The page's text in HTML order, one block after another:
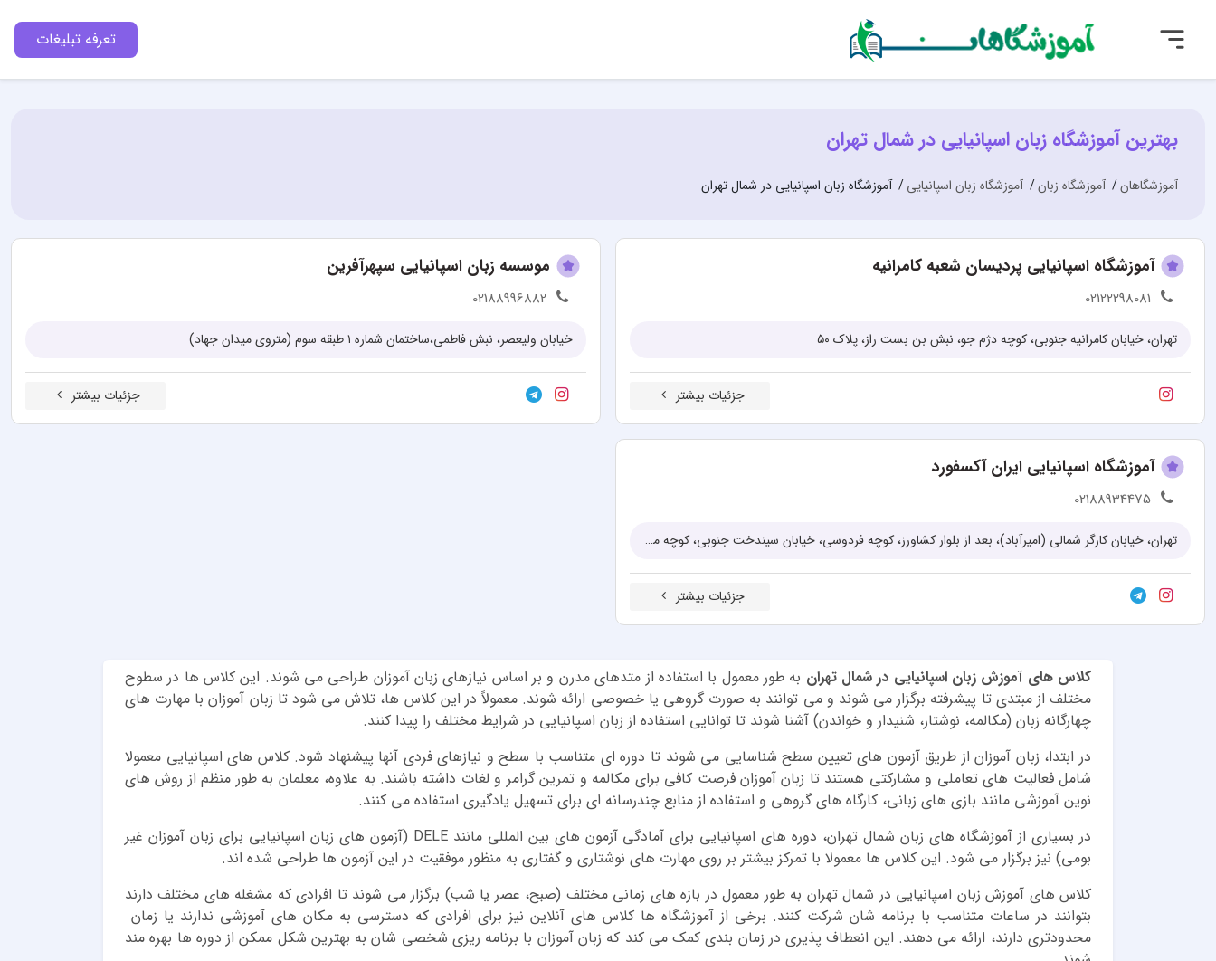
تعرفه تبلیغات
بهترین آموزشگاه زبان اسپانیایی در شمال تهران
آموزشگاهان آموزشگاه زبان آموزشگاه زبان اسپانیایی آموزشگاه زبان اسپانیایی در شمال تهران
آموزشگاه اسپانیایی پردیسان شعبه کامرانیه
02122298081
تهران، خیابان کامرانیه جنوبی، کوچه دژم جو، نبش بن بست راز، پلاک ۵۰
جزئیات بیشتر
موسسه زبان اسپانیایی سپهرآفرین
02188996882
خیابان ولیعصر، نبش فاطمی،ساختمان شماره ۱ طبقه سوم (متروی میدان جهاد)
جزئیات بیشتر
آموزشگاه اسپانیایی ایران آکسفورد
02188934475
تهران، خیابان کارگر شمالی (امیرآباد)، بعد از بلوار کشاورز، کوچه فردوسی، خیابان سیندخت جنوبی، کوچه مقدم پلاک ۴
جزئیات بیشتر
کلاس های آموزش زبان اسپانیایی در شمال تهران به طور معمول با استفاده از متدهای مدرن و بر اساس نیازهای زبان آموزان طراحی می شوند. این کلاس ها در سطوح
مختلف از مبتدی تا پیشرفته برگزار می شوند و می توانند به صورت گروهی یا خصوصی ارائه شوند. معمولاً در این کلاس ها، تلاش می شود تا زبان آموزان با مهارت های
چهارگانه زبان (مکالمه، نوشتار، شنیدار و خواندن) آشنا شوند تا توانایی استفاده از زبان اسپانیایی در شرایط مختلف را پیدا کنند.
در ابتدا، زبان آموزان از طریق آزمون های تعیین سطح شناسایی می شوند تا دوره ای متناسب با سطح و نیازهای فردی آنها پیشنهاد شود. کلاس های اسپانیایی معمولا
شامل فعالیت های تعاملی و مشارکتی هستند تا زبان آموزان فرصت کافی برای مکالمه و تمرین گرامر و لغات داشته باشند. به علاوه، معلمان به طور منظم از روش های
نوین آموزشی مانند بازی های زبانی، کارگاه های گروهی و استفاده از منابع چندرسانه ای برای تسهیل یادگیری استفاده می کنند.
در بسیاری از آموزشگاه های زبان شمال تهران، دوره های اسپانیایی برای آمادگی آزمون های بین المللی مانند DELE (آزمون های زبان اسپانیایی برای زبان آموزان غیر
بومی) نیز برگزار می شود. این کلاس ها معمولا با تمرکز بیشتر بر روی مهارت های نوشتاری و گفتاری به منظور موفقیت در این آزمون ها طراحی شده اند.
کلاس های آموزش زبان اسپانیایی در شمال تهران به طور معمول در بازه های زمانی مختلف (صبح، عصر یا شب) برگزار می شوند تا افرادی که مشغله های مختلف دارند
بتوانند در ساعات متناسب با برنامه شان شرکت کنند. برخی از آموزشگاه ها کلاس های آنلاین نیز برای افرادی که دسترسی به مکان های آموزشی ندارند یا زمان
محدودتری دارند، ارائه می دهند. این انعطاف پذیری در زمان بندی کمک می کند که زبان آموزان با برنامه ریزی شخصی شان به بهترین شکل ممکن از دوره ها بهره مند